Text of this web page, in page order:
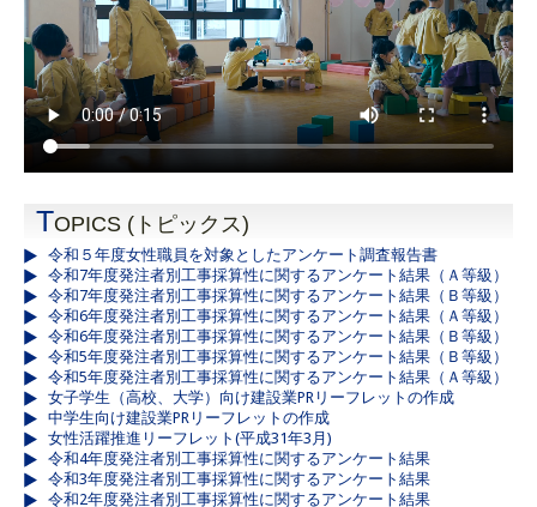
TOPICS (トピックス)
令和５年度女性職員を対象としたアンケート調査報告書
令和7年度発注者別工事採算性に関するアンケート結果（Ａ等級）
令和7年度発注者別工事採算性に関するアンケート結果（Ｂ等級）
令和6年度発注者別工事採算性に関するアンケート結果（Ａ等級）
令和6年度発注者別工事採算性に関するアンケート結果（Ｂ等級）
令和5年度発注者別工事採算性に関するアンケート結果（Ｂ等級）
令和5年度発注者別工事採算性に関するアンケート結果（Ａ等級）
女子学生（高校、大学）向け建設業PRリーフレットの作成
中学生向け建設業PRリーフレットの作成
女性活躍推進リーフレット(平成31年3月)
令和4年度発注者別工事採算性に関するアンケート結果
令和3年度発注者別工事採算性に関するアンケート結果
令和2年度発注者別工事採算性に関するアンケート結果